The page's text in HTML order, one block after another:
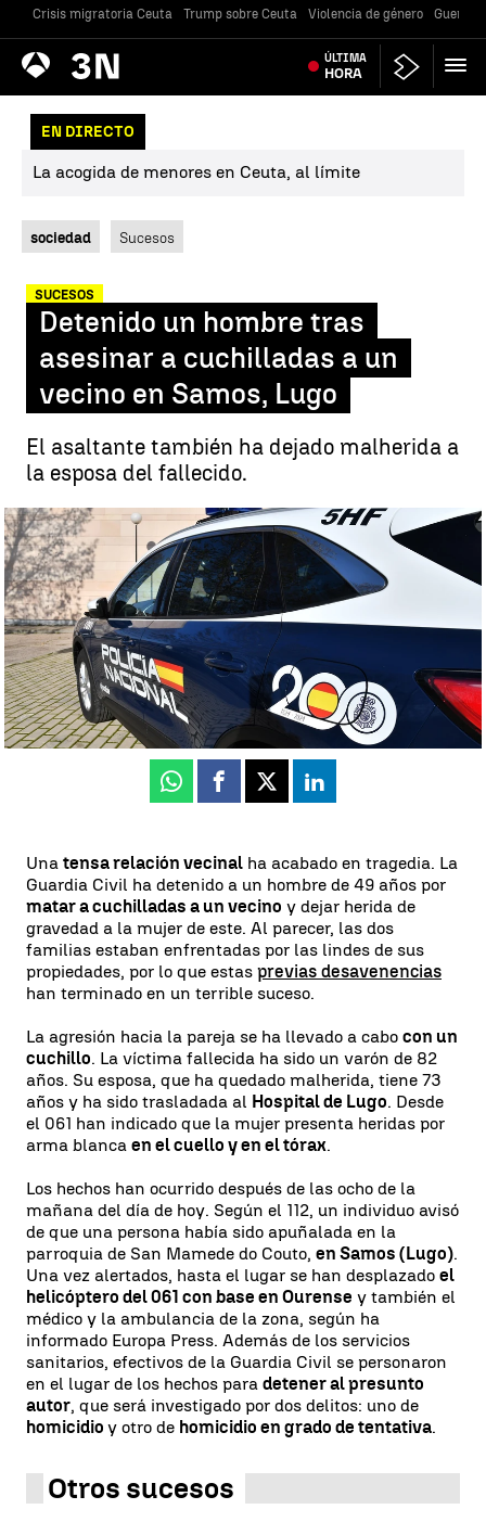
Crisis migratoria Ceuta Trump sobre Ceuta Violencia de género Guerra
Antena
3 Noticias ÚLTIMA
HORA
EN DIRECTO
La acogida de menores en Ceuta, al límite
sociedad Sucesos
SUCESOS
Detenido un hombre tras
asesinar a cuchilladas a un
vecino en Samos, Lugo
El asaltante también ha dejado malherida a
la esposa del fallecido.
Detenido un hombre tras asesinar a cuchilladas a un vecino en
Samos, Lugo |
Europa Press
Estíbaliz González
Actualizado:04 de agosto de 2023, 16:09
Publicado:04 de agosto de 2023, 13:32
Whatsapp
Facebook
X Linkedin
Una tensa relación vecinal ha acabado en tragedia. La
Guardia Civil ha detenido a un hombre de 49 años por
matar a cuchilladas a un vecino y dejar herida de
gravedad a la mujer de este. Al parecer, las dos
familias estaban enfrentadas por las lindes de sus
propiedades, por lo que estas previas desavenencias
han terminado en un terrible suceso.
La agresión hacia la pareja se ha llevado a cabo con un
cuchillo. La víctima fallecida ha sido un varón de 82
años. Su esposa, que ha quedado malherida, tiene 73
años y ha sido trasladada al Hospital de Lugo. Desde
el 061 han indicado que la mujer presenta heridas por
arma blanca en el cuello y en el tórax.
Los hechos han ocurrido después de las ocho de la
mañana del día de hoy. Según el 112, un individuo avisó
de que una persona había sido apuñalada en la
parroquia de San Mamede do Couto, en Samos (Lugo).
Una vez alertados, hasta el lugar se han desplazado el
helicóptero del 061 con base en Ourense y también el
médico y la ambulancia de la zona, según ha
informado Europa Press. Además de los servicios
sanitarios, efectivos de la Guardia Civil se personaron
en el lugar de los hechos para detener al presunto
autor, que será investigado por dos delitos: uno de
homicidio y otro de homicidio en grado de tentativa.
Otros sucesos